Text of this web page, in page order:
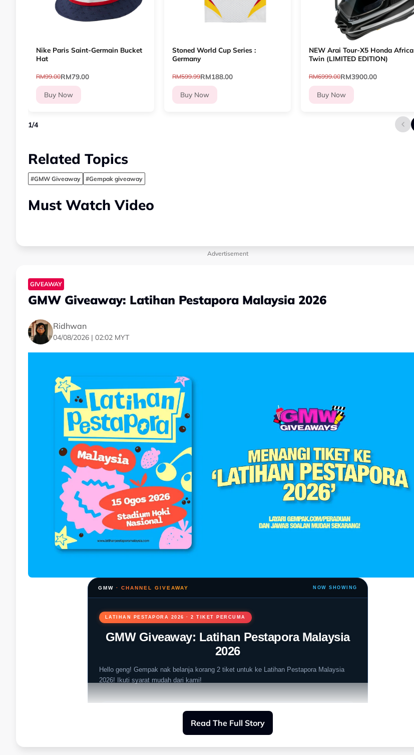
Nike Paris Saint-Germain Bucket
Hat
RM99.00RM79.00
Buy Now
Stoned World Cup Series :
Germany
RM599.99RM188.00
Buy Now
NEW Arai Tour-X5 Honda Africa
Twin (LIMITED EDITION)
RM6999.00RM3900.00
Buy Now
1/4
Related Topics
#GMW Giveaway #Gempak giveaway
Must Watch Video
Advertisement
GIVEAWAY
GMW Giveaway: Latihan Pestapora Malaysia 2026
Ridhwan
04/08/2026 | 02:02 MYT
GMW · CHANNEL GIVEAWAY NOW SHOWING
LATIHAN PESTAPORA 2026 · 2 TIKET PERCUMA
GMW Giveaway: Latihan Pestapora Malaysia
2026
Hello geng! Gempak nak belanja korang 2 tiket untuk ke Latihan Pestapora Malaysia
2026! Ikuti syarat mudah dari kami!
15 Ogos 2026 (Sabtu)
🕢 12.00 tengahari
Read The Full Story